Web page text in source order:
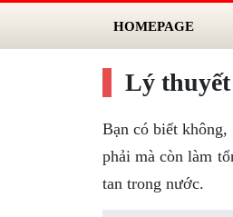
HOMEPAGE
Lý thuyết
Bạn có biết
phải mà còn làm
tan trong nước.